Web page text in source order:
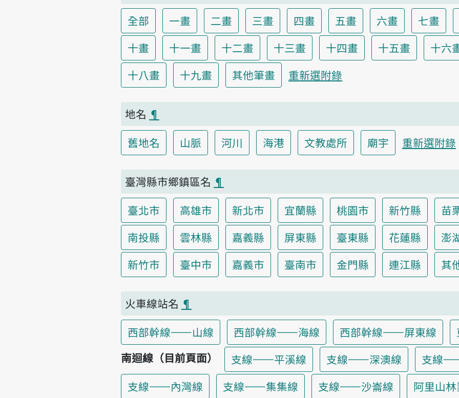
全部
一畫 二畫 三畫 四畫 五畫 六畫 七畫
十畫
十一畫 十二畫 十三畫 十四畫 十五畫 十六
十八畫
十九畫 其他筆畫 重新選附錄
地名 ¶
舊地名
山脈 河川 海港 文教處所 廟宇 重新選附錄
臺灣縣市鄉鎮區名 ¶
臺北市
高雄市 新北市 宜蘭縣 桃園市 新竹縣 苗
南投縣
雲林縣 嘉義縣 屏東縣 臺東縣 花蓮縣 澎
新竹市
臺中市 嘉義市 臺南市 金門縣 連江縣 其
火車線站名 ¶
西部幹線——山線
西部幹線——海線 西部幹線——屏東線
南迴線（目前頁面）
支線——平溪線 支線——深澳線
支線
支線——內灣線
支線——集集線 支線——沙崙線 阿里山